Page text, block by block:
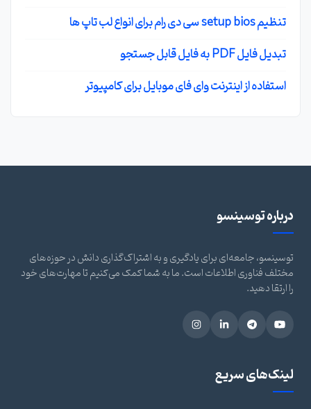
تنظیم setup bios سی دی رام برای انواع لب تاپ ها
تبدیل فایل PDF به فایل قابل جستجو
استفاده از اینترنت وای فای موبایل برای کامپیوتر
درباره توسینسو
توسینسو، جامعه‌ای برای یادگیری و به اشتراک‌گذاری دانش در حوزه‌های
مختلف فناوری اطلاعات است. ما به شما کمک می‌کنیم تا مهارت‌های خود
را ارتقا دهید.
لینک‌های سریع